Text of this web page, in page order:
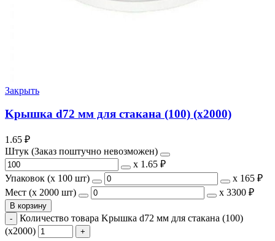
Закрыть
Kрышка d72 мм для стакана (100) (х2000)
1.65 ₽
Штук (Заказ поштучно невозможен)
х 1.65 ₽
Упаковок (x 100 шт)
х 165 ₽
Мест (x 2000 шт)
х 3300 ₽
В корзину
Количество товара Kрышка d72 мм для стакана (100)
(х2000)